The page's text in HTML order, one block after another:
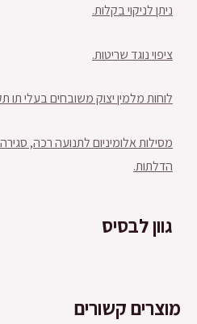
ניתן לניקוי בקלות.
ציפוי נוגד שריטות.
לוחות מלמין יצוק משובחים בעלי תו
מסילות אלומיניום לתנועה רכה,
הדלתות.
גוון לבסיס
מוצרים קשורים